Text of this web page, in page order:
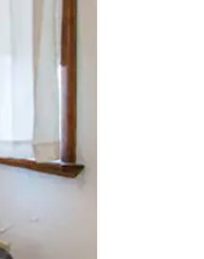
или плъзгане.